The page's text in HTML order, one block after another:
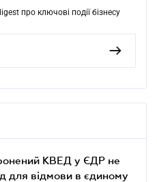
про ключові події бізнесу
КВЕД у ЄДР не
для відмови в єдиному